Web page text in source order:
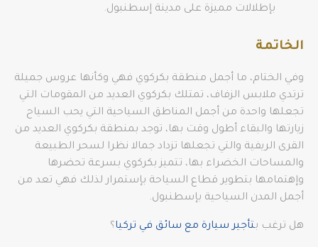
بإطلالات مميزة على مدينة إسطنبول.
الخاتمة
وفي الختام، ما أجمل منطقة بكركوي فهي وكأنها عروس جميلة
ترتدي ملابس الزفاف، تمتلك بكركوي العديد من المقومات التي
تجعلها واحدة من أجمل المناطق السياحية التي يحب السياح
زيارتها والبقاء أطول وقت بها، توجد بمنطقة بكركوي العديد من
القرى الريفية والتي تجعلها تزداد جمالا نظرا لسحر الطبيعة
والمساحات الخضراء بها، تتميز بكركوي بسرعة تحضرها
وإهتمامها بتطوير قطاع السياحة بإستمرار لذلك فهي تعد من
أجمل المدن السياحية بإسطنبول.
هل ترغب بتأجير سيارة مع سائق في تركيا ؟